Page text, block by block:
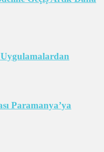
Paramanya’ya